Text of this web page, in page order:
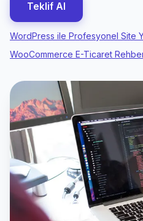
Teklif Al
WordPress ile Profesyonel Site
WooCommerce E-Ticaret